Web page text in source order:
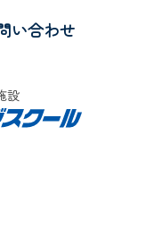
い合わせ
設